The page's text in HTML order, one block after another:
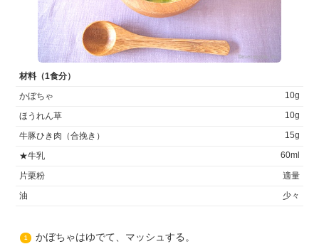
材料（1食分）
かぼちゃ
10g
ほうれん草 10g
牛豚ひき肉（合挽き） 15g
★牛乳 60ml
片栗粉
適量
油
少々
1 かぼちゃはゆでて、マッシュする。